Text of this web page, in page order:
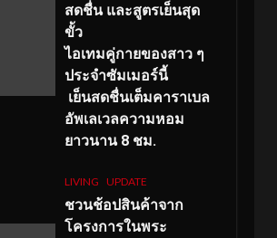
สดชื่น และสูตรเย็นสุด
ขั้ว
ไอเทมคู่กายของสาว ๆ
ประจำซัมเมอร์นี้
เย็นสดชื่นเต็มคาราเบล
อัพเลเวลความหอม
ยาวนาน 8 ชม.
LIVING UPDATE
ชวนช้อปสินค้าจาก
โครงการในพระ